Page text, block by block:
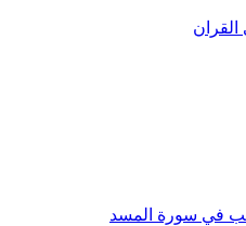
في سورة المسد